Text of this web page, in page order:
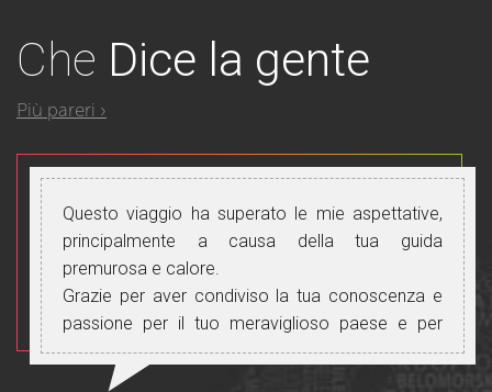
Che Dice la gente
Più pareri ›
Questo viaggio ha superato le mie aspettative,
principalmente a causa della tua guida
premurosa e calore.
Grazie per aver condiviso la tua conoscenza e
passione per il tuo meraviglioso paese e per
averci trattato come una famiglia.